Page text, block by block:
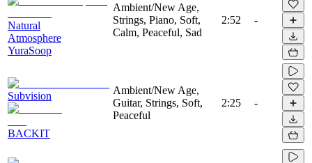
Natural
Atmosphere
YuraSoop
Ambient/New Age,
Strings, Piano, Soft,
Calm, Peaceful, Sad
2:52 -
Subvision
BACKIT
Ambient/New Age,
Guitar, Strings, Soft,
Peaceful
2:25 -